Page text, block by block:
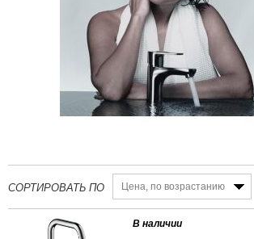
СОРТИРОВАТЬ ПО Цена, по возрастанию
В наличии